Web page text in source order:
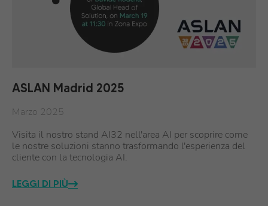
ASLAN Madrid 2025
Marzo 2025
Visita il nostro stand AI32 nell'area AI per scoprire come
le nostre soluzioni stanno trasformando l'esperienza del
cliente con la tecnologia AI.
LEGGI DI PIÙ